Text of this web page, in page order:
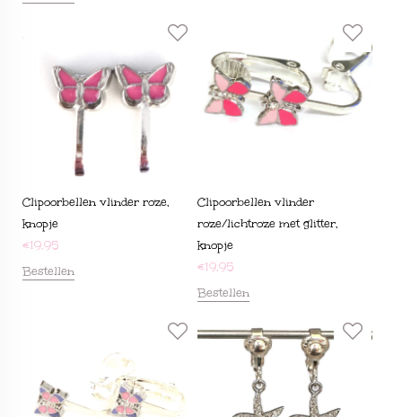
Clipoorbellen vlinder roze,
knopje
€19,95
Bestellen
Clipoorbellen vlinder
roze/lichtroze met glitter,
knopje
€19,95
Bestellen